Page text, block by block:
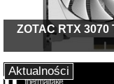
ZOTAC RTX 3070
Aktualności